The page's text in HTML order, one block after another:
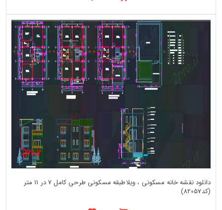
دانلود نقشه خانه مسکونی ، ویلاطبقه مسکونی طرحی کامل 7 در 11 متر
(کد82057)